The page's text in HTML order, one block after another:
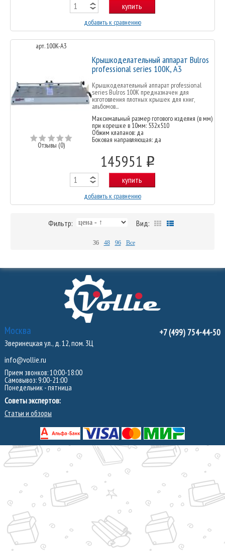
купить
добавить к сравнению
арт. 100K-А3
Отзывы (0)
Крышкоделательный аппарат Bulros
professional series 100K, А3
Крышкоделательный аппарат professional
series Bulros 100K предназначен для
изготовления плотных крышек для книг,
альбомов...
Максимальный размер готового изделия (в мм)
при корешке в 10мм: 532x510
Обжим клапанов: да
Боковая направляющая: да
145951 o
купить
добавить к сравнению
Фильтр: Вид:
36 48 96 Все
Москва
Зверинецкая ул., д. 12, пом. 3Ц
info@vollie.ru
Прием звонков: 10:00-18:00
Самовывоз: 9:00-21:00
Понедельник - пятница
Советы экспертов:
Статьи и обзоры
+7 (499) 754-44-50